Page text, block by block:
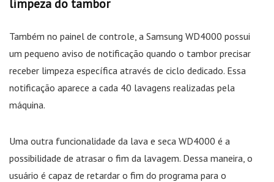
limpeza do tambor
Também no painel de controle, a Samsung WD4000 possui
um pequeno aviso de notificação quando o tambor precisar
receber limpeza específica através de ciclo dedicado. Essa
notificação aparece a cada 40 lavagens realizadas pela
máquina.
Uma outra funcionalidade da lava e seca WD4000 é a
possibilidade de atrasar o fim da lavagem. Dessa maneira, o
usuário é capaz de retardar o fim do programa para o